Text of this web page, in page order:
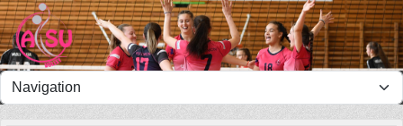
Panneau de gestion des cookies